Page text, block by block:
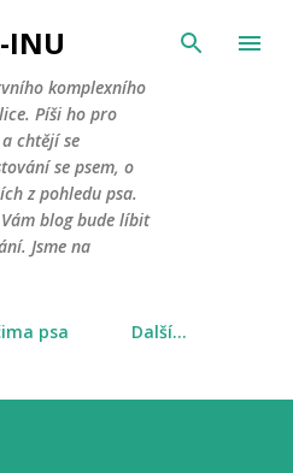
hlavní obsah
INU
komplexního
Píši ho pro
chtějí se
se psem, o
z pohledu psa.
blog bude líbit
Jsme na
psa Další…